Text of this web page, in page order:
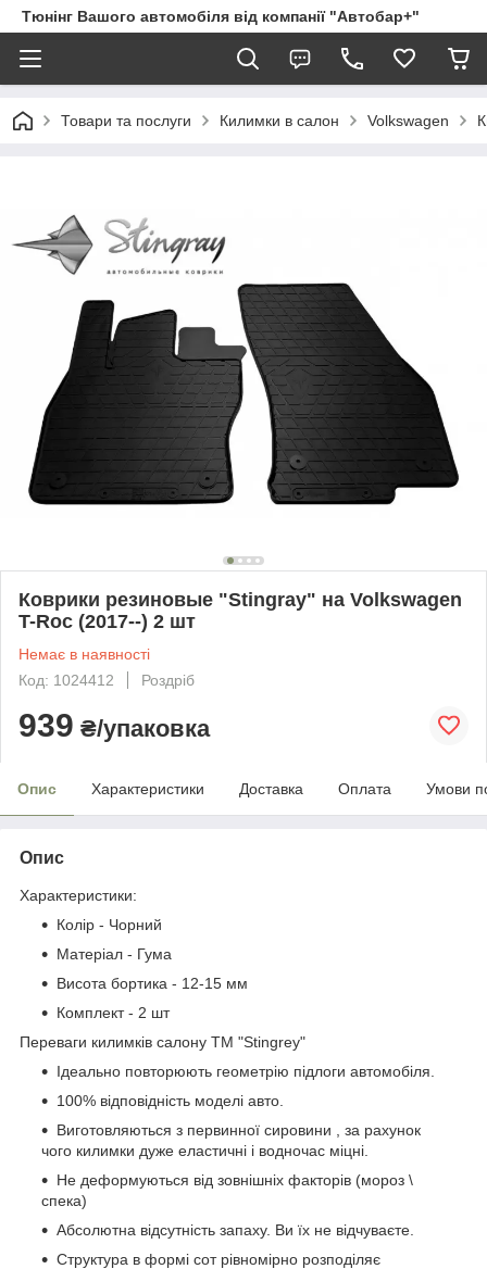
Тюнінг Вашого автомобіля від компанії "Автобар+"
Товари та послуги Килимки в салон Volkswagen
Коврики резиновые "Stingray" на Volkswagen
T-Roc (2017--) 2 шт
Немає в наявності
Код: 1024412
Роздріб
939 ₴/упаковка
Опис Характеристики Доставка Оплата Умови
Опис
Характеристики:
Колір - Чорний
Матеріал - Гума
Висота бортика - 12-15 мм
Комплект - 2 шт
Переваги килимків салону ТМ "Stingrey"
Ідеально повторюють геометрію підлоги автомобіля.
100% відповідність моделі авто.
Виготовляються з первинної сировини , за рахунок
чого килимки дуже еластичні і водночас міцні.
Не деформуються від зовнішніх факторів (мороз \
спека)
Абсолютна відсутність запаху. Ви їх не відчуваєте.
Структура в формі сот рівномірно розподіляє